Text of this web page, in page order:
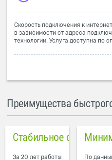
Скорость подключения к
в зависимости от адреса
технологии. Услуга доступна по
Преимущества
Стабильное
За 20 лет работы По